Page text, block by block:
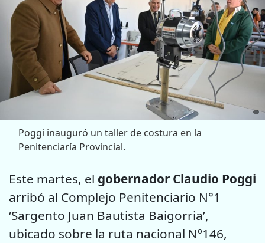
Poggi inauguró un taller de costura en la
Penitenciaría Provincial.
Este martes, el gobernador Claudio Poggi
arribó al Complejo Penitenciario N°1
‘Sargento Juan Bautista Baigorria’,
ubicado sobre la ruta nacional Nº146,